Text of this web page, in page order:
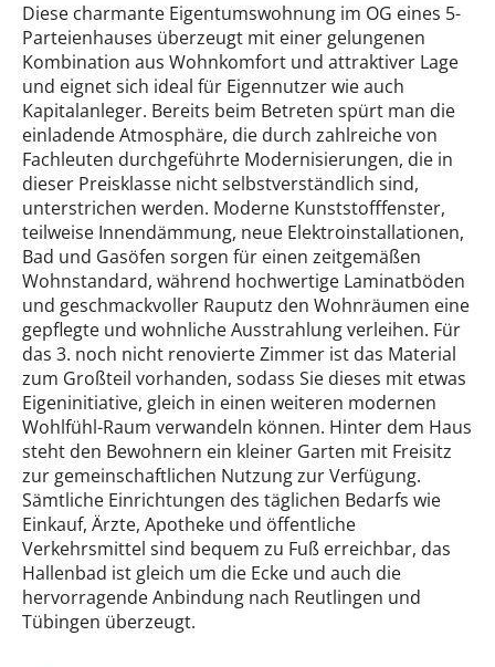
Diese charmante Eigentumswohnung im OG eines 5-
Parteienhauses überzeugt mit einer gelungenen
Kombination aus Wohnkomfort und attraktiver Lage
und eignet sich ideal für Eigennutzer wie auch
Kapitalanleger. Bereits beim Betreten spürt man die
einladende Atmosphäre, die durch zahlreiche von
Fachleuten durchgeführte Modernisierungen, die in
dieser Preisklasse nicht selbstverständlich sind,
unterstrichen werden. Moderne Kunststofffenster,
teilweise Innendämmung, neue Elektroinstallationen,
Bad und Gasöfen sorgen für einen zeitgemäßen
Wohnstandard, während hochwertige Laminatböden
und geschmackvoller Rauputz den Wohnräumen eine
gepflegte und wohnliche Ausstrahlung verleihen. Für
das 3. noch nicht renovierte Zimmer ist das Material
zum Großteil vorhanden, sodass Sie dieses mit etwas
Eigeninitiative, gleich in einen weiteren modernen
Wohlfühl-Raum verwandeln können. Hinter dem Haus
steht den Bewohnern ein kleiner Garten mit Freisitz
zur gemeinschaftlichen Nutzung zur Verfügung.
Sämtliche Einrichtungen des täglichen Bedarfs wie
Einkauf, Ärzte, Apotheke und öffentliche
Verkehrsmittel sind bequem zu Fuß erreichbar, das
Hallenbad ist gleich um die Ecke und auch die
hervorragende Anbindung nach Reutlingen und
Tübingen überzeugt.